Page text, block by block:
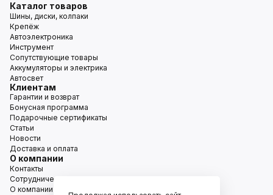
Каталог товаров
Шины, диски, колпаки
Крепёж
Автоэлектроника
Инструмент
Сопутствующие товары
Аккумуляторы и электрика
Автосвет
Клиентам
Гарантии и возврат
Бонусная программа
Подарочные сертификаты
Статьи
Новости
Доставка и оплата
О компании
Контакты
Сотрудничество
О компании